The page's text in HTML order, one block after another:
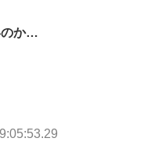
のか…